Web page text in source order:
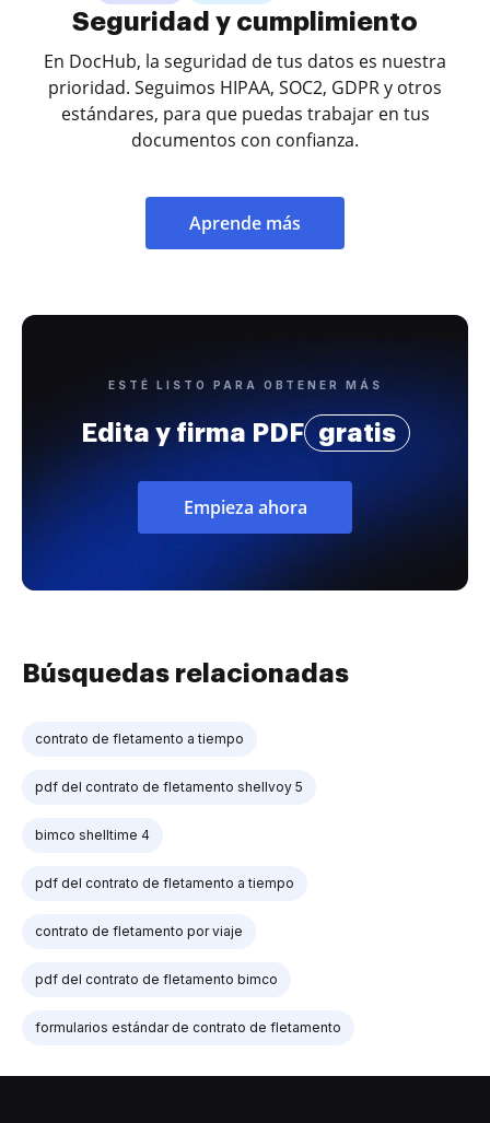
Seguridad y cumplimiento
En DocHub, la seguridad de tus datos es nuestra
prioridad. Seguimos HIPAA, SOC2, GDPR y otros
estándares, para que puedas trabajar en tus
documentos con confianza.
Aprende más
ESTÉ LISTO PARA OBTENER MÁS
Edita y firma PDF gratis
Empieza ahora
Búsquedas relacionadas
contrato de fletamento a tiempo
pdf del contrato de fletamento shellvoy 5
bimco shelltime 4
pdf del contrato de fletamento a tiempo
contrato de fletamento por viaje
pdf del contrato de fletamento bimco
formularios estándar de contrato de fletamento